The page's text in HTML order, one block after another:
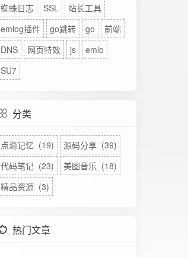
蜘蛛日志
SSL
站长工具
emlog插件
go跳转 go
前端
DNS
网页特效 js
emlo
SU7
分类
点滴记忆 (19)
源码分享 (39)
代码笔记 (23)
美图音乐 (18)
精品资源 (3)
热门文章